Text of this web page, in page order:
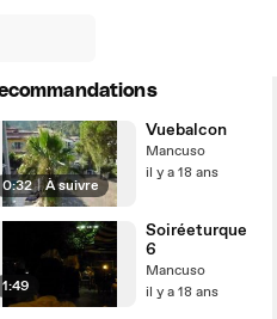
0:32 | À suivre
Vuebalcon
Mancuso
il y a 18 ans
1:49
Soiréeturque
6
Mancuso
il y a 18 ans